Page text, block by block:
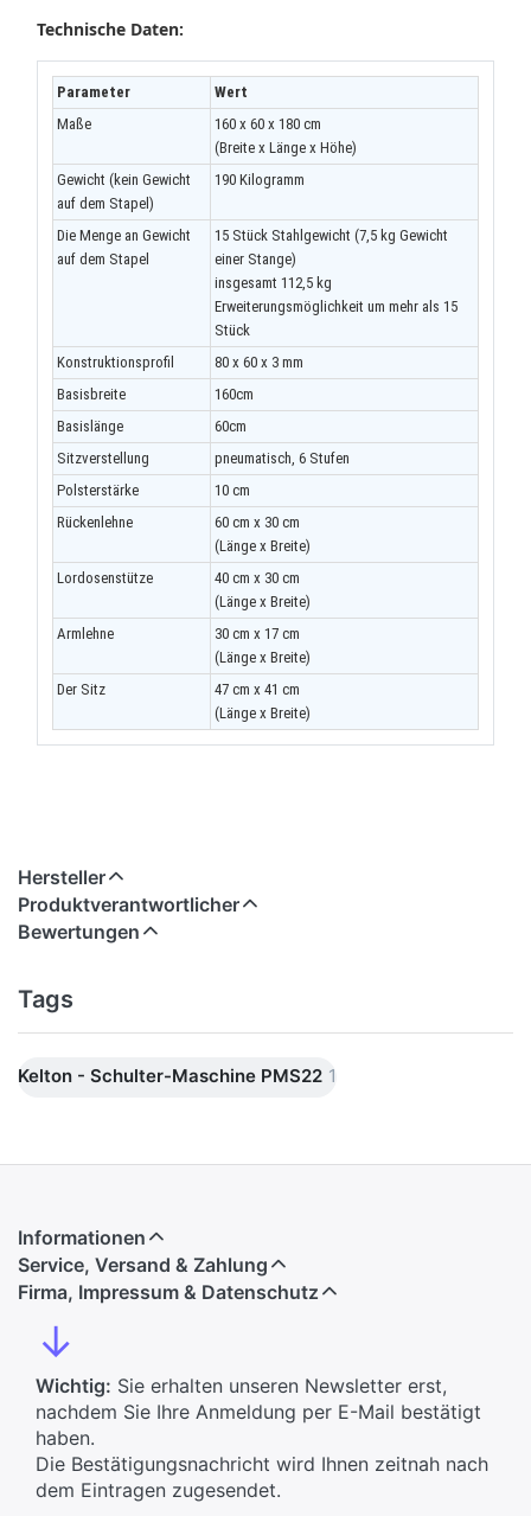
Technische Daten:
Parameter
Wert
Maße
160 x 60 x 180 cm
(Breite x Länge x Höhe)
Gewicht (kein Gewicht
auf dem Stapel)
190 Kilogramm
Die Menge an Gewicht
auf dem Stapel
15 Stück Stahlgewicht (7,5 kg Gewicht
einer Stange)
insgesamt 112,5 kg
Erweiterungsmöglichkeit um mehr als 15
Stück
Konstruktionsprofil
80 x 60 x 3 mm
Basisbreite
160cm
Basislänge
60cm
Sitzverstellung
pneumatisch, 6 Stufen
Polsterstärke
10 cm
Rückenlehne
60 cm x 30 cm
(Länge x Breite)
Lordosenstütze
40 cm x 30 cm
(Länge x Breite)
Armlehne
30 cm x 17 cm
(Länge x Breite)
Der Sitz
47 cm x 41 cm
(Länge x Breite)
Hersteller
Produktverantwortlicher
Bewertungen
Tags
Kelton - Schulter-Maschine PMS22 1
Informationen
Service, Versand & Zahlung
Firma, Impressum & Datenschutz
↓
Wichtig: Sie erhalten unseren Newsletter erst,
nachdem Sie Ihre Anmeldung per E-Mail bestätigt
haben.
Die Bestätigungsnachricht wird Ihnen zeitnah nach
dem Eintragen zugesendet.